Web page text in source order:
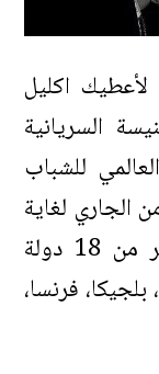
اكليل
السريانية
للشباب
الجاري لغاية
الرابع والعشرين منه، بمشاركة أكثر من 18 دولة
بلجيكا، فرنسا،